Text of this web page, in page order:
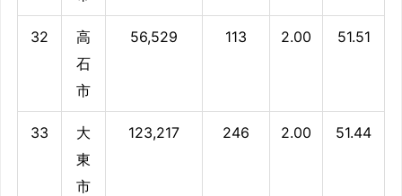
32
高
石
市
56,529 113 2.00 51.51
33
大
東
市
123,217 246 2.00 51.44